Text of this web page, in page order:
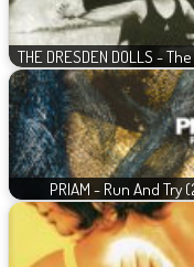
THE DRESDEN DOLLS -
PRIAM - Run And Try